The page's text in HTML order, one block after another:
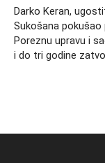
Darko Keran,
Sukošana pokušao
Poreznu upravu i
i do tri godine